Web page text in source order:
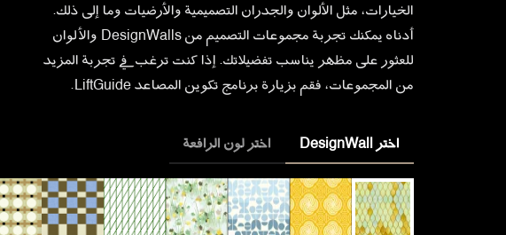
الخيارات، مثل الألوان والجدران التصميمية والأرضيات وما إلى ذلك.
أدناه يمكنك تجربة مجموعات التصميم من DesignWalls والألوان
للعثور على مظهر يناسب تفضيلاتك. إذا كنت ترغب في تجربة المزيد
من المجموعات، فقم بزيارة برنامج تكوين المصاعد LiftGuide.
اختر DesignWall اختر لون الرافعة